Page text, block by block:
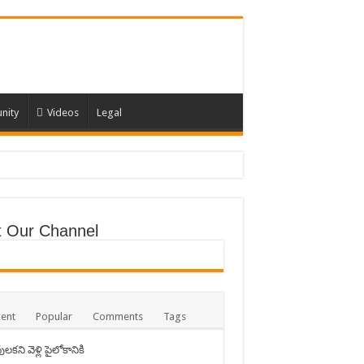
Videos Legal
Our Channel
Popular Comments Tags
వెళ్లి పైలోకానికి